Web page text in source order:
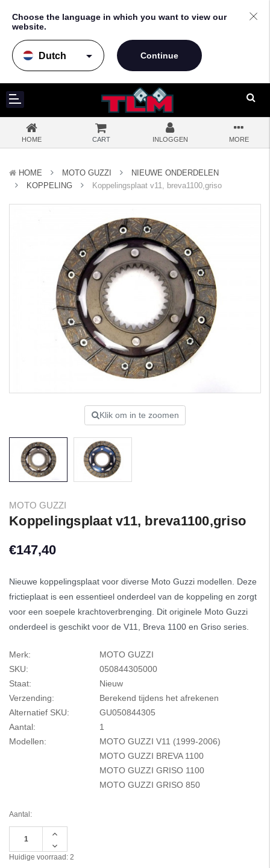
Choose the language in which you want to view our
website.
arrow_drop_down
HOME CART INLOGGEN MORE
HOME MOTO GUZZI
NIEUWE ONDERDELEN
KOPPELING
Koppelingsplaat v11, breva1100,griso
Klik om in te zoomen
MOTO GUZZI
Koppelingsplaat v11, breva1100,griso
€147,40
Nieuwe koppelingsplaat voor diverse Moto Guzzi modellen. Deze
frictieplaat is een essentieel onderdeel van de koppeling en zorgt
voor een soepele krachtoverbrenging. Dit originele Moto Guzzi
onderdeel is geschikt voor de V11, Breva 1100 en Griso series.
Merk:
MOTO GUZZI
SKU:
050844305000
Staat:
Nieuw
Verzending:
Berekend tijdens het afrekenen
Alternatief SKU:
GU050844305
Aantal:
1
Modellen:
MOTO GUZZI V11 (1999-2006)
MOTO GUZZI BREVA 1100
MOTO GUZZI GRISO 1100
MOTO GUZZI GRISO 850
Aantal:
Hoeveelheid
van
undefined
Hoeveelheid
verlagen
van
Huidige voorraad: 2